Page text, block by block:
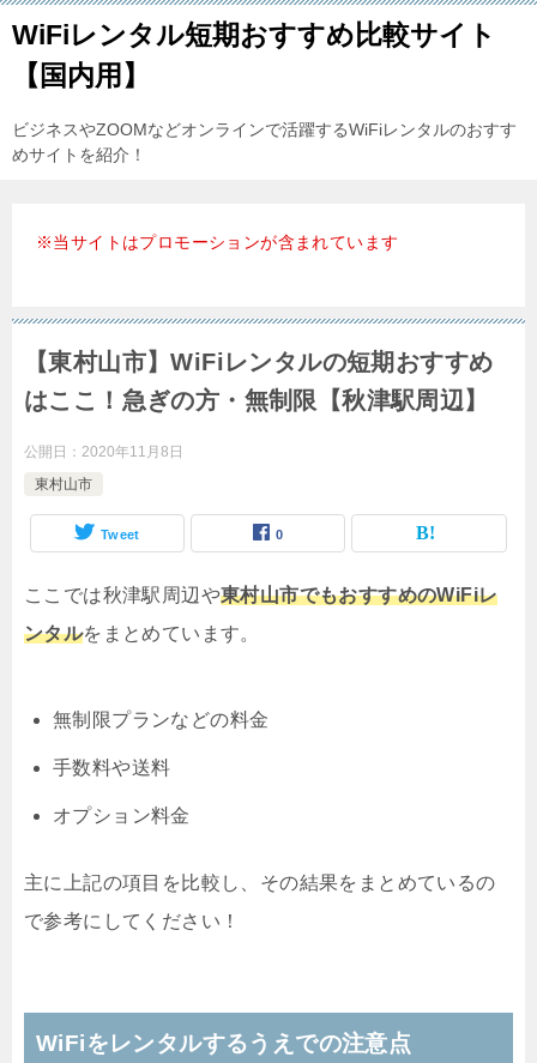
WiFiレンタル短期おすすめ比較サイト
【国内用】
ビジネスやZOOMなどオンラインで活躍するWiFiレンタルのおすす
めサイトを紹介！
※当サイトはプロモーションが含まれています
【東村山市】WiFiレンタルの短期おすすめ
はここ！急ぎの方・無制限【秋津駅周辺】
公開日： 2020年11月8日
東村山市
Tweet 0
ここでは秋津駅周辺や東村山市でもおすすめのWiFiレ
ンタルをまとめています。
無制限プランなどの料金
手数料や送料
オプション料金
主に上記の項目を比較し、その結果をまとめているの
で参考にしてください！
WiFiをレンタルするうえでの注意点